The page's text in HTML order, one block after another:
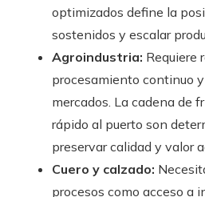
optimizados define la
sostenidos y escalar
Agroindustria: Requiere
procesamiento continuo
mercados. La cadena de
rápido al puerto son
preservar calidad y valor
Cuero y calzado:
procesos como acceso a